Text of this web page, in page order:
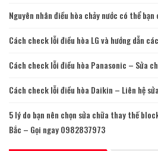
Nguyên nhân điều hòa chảy nước có thể
Cách check lỗi điều hòa LG và hướng dẫn
Cách check lỗi điều hòa Panasonic – Sửa
Cách check lỗi điều hòa Daikin – Liên hệ
5 lý do bạn nên chọn sửa chữa thay thế
Bắc – Gọi ngay 0982837973